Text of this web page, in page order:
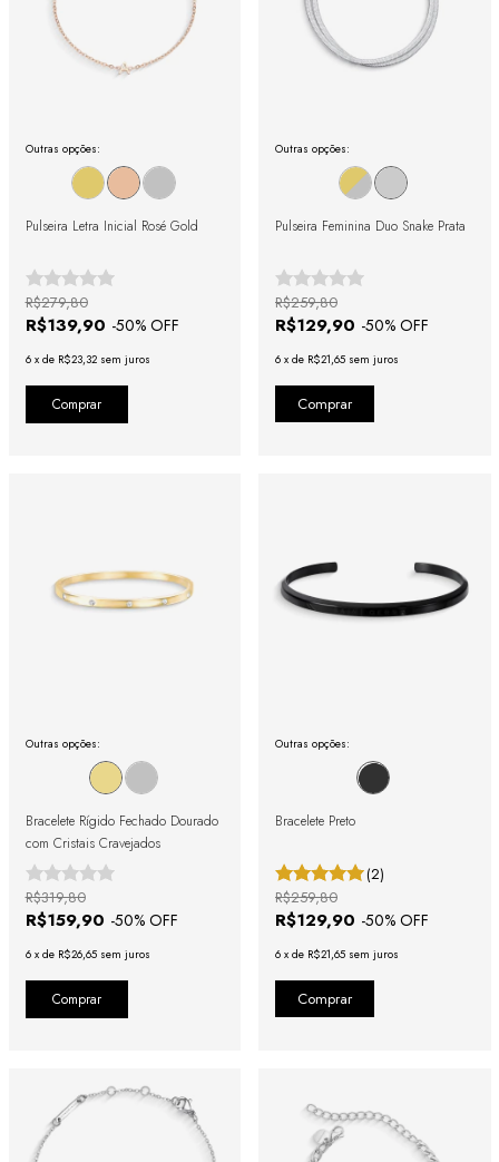
Outras opções:
Pulseira Letra Inicial Rosé Gold
R$139,90 -50% OFF
R$279,80
6 x de R$23,32 sem juros
Comprar
Outras opções:
Pulseira Feminina Duo Snake Prata
R$129,90 -50% OFF
R$259,80
6 x de R$21,65 sem juros
Outras opções:
Bracelete Rígido Fechado Dourado
com Cristais Cravejados
R$159,90 -50% OFF
R$319,80
6 x de R$26,65 sem juros
Comprar
Outras opções:
Bracelete Preto
(2)
R$129,90 -50% OFF
R$259,80
6 x de R$21,65 sem juros